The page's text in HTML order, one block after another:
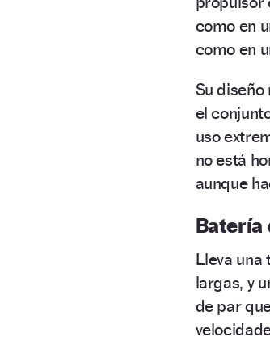
como en
como en
Su
el
uso
no está
aunque
Batería
Lleva una
largas, y
de par